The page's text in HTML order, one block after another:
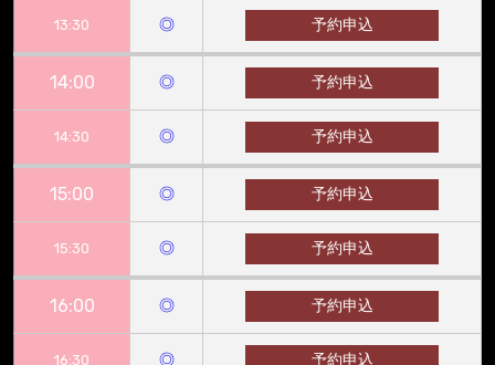
13:30 ◎ 予約申込
14:00 ◎ 予約申込
14:30 ◎ 予約申込
15:00 ◎ 予約申込
15:30 ◎ 予約申込
16:00 ◎ 予約申込
16:30 ◎ 予約申込